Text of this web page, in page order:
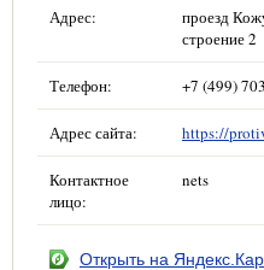
Адрес:
проезд
строение 2
Телефон: +7 (499)
Адрес сайта: https://
Контактное
лицо:
nets
Открыть на